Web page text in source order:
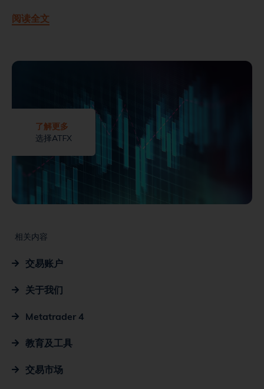
阅读全文
了解更多
选择ATFX
相关内容
交易账户
关于我们
Metatrader 4
教育及工具
交易市场